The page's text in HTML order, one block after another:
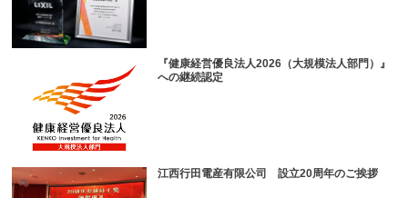
『健康経営優良法人2026（大規模法人部門）』
への継続認定
江西行田電産有限公司 設立20周年のご挨拶